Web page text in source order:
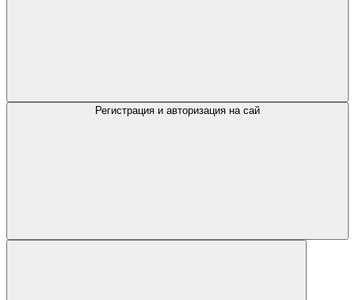
Регистрация и авторизация на сай